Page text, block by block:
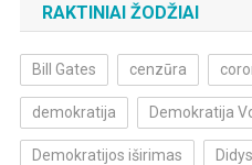
RAKTINIAI ŽODŽIAI
Bill Gates cenzūra
demokratija Demokratija
Demokratijos iširimas